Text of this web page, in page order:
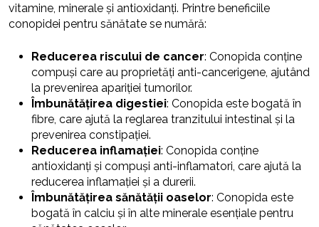
vitamine, minerale și antioxidanți. Printre beneficiile
conopidei pentru sănătate se numără:
Reducerea riscului de cancer: Conopida conține
compuși care au proprietăți anti-cancerigene, ajutând
la prevenirea apariției tumorilor.
Îmbunătățirea digestiei: Conopida este bogată în
fibre, care ajută la reglarea tranzitului intestinal și la
prevenirea constipației.
Reducerea inflamației: Conopida conține
antioxidanți și compuși anti-inflamatori, care ajută la
reducerea inflamației și a durerii.
Îmbunătățirea sănătății oaselor: Conopida este
bogată în calciu și în alte minerale esențiale pentru